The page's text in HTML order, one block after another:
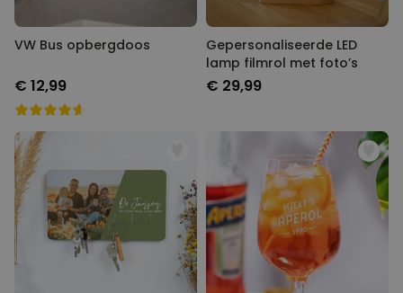
VW Bus opbergdoos
€ 12,99
Gepersonaliseerde LED
lamp filmrol met foto’s
€ 29,99